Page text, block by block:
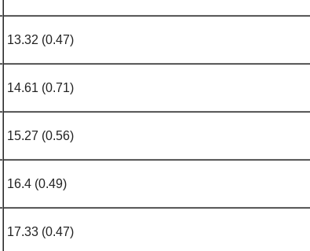
13.32 (0.47)
14.61 (0.71)
15.27 (0.56)
16.4 (0.49)
17.33 (0.47)